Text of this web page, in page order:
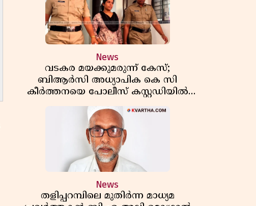
News
വടകര മയക്കുമരുന്ന് കേസ്;
ബിആർസി അധ്യാപിക കെ സി
കീർത്തനയെ പോലീസ് കസ്റ്റഡിയിൽ
News
തളിപ്പറമ്പിലെ മുതിർന്ന മാധ്യമ